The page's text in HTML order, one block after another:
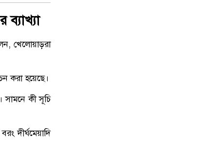
খেলোয়াড়রা
করা হয়েছে।
সামনে কী সূচি
দীর্ঘমেয়াদি